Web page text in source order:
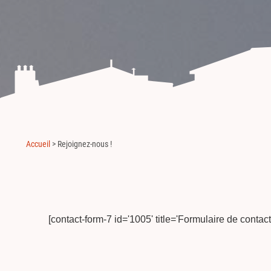
Accueil > Rejoignez-nous !
[contact-form-7 id='1005' title='Formulaire de